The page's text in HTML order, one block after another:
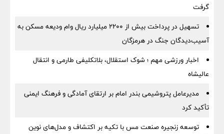
گرفت
تسهیل در پرداخت بیش از ۲۲۰۰ میلیارد ریال وام ودیعه مسکن به
آسیب‌دیدگان جنگ در هرمزگان
اخبار ورزشی مهم ؛ شوک استقلال، بلاتکلیفی طارمی و انتقال
عالیشاه
مدیرعامل پتروشیمی بندر امام بر ارتقای آمادگی و فرهنگ ایمنی
تأکید کرد
توسعه زنجیره صنعت مس با تکیه بر اکتشاف و مدل‌های نوین